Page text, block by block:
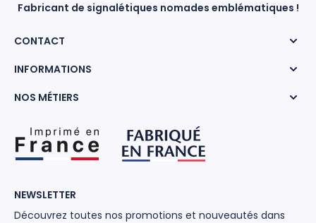
Fabricant de signalétiques nomades emblématiques !
CONTACT
INFORMATIONS
NOS MÉTIERS
NEWSLETTER
Découvrez toutes nos promotions et nouveautés dans